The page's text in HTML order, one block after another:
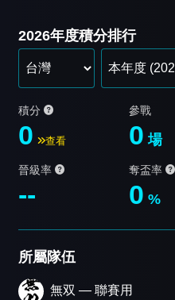
2026年度積分排行
積分
0 查看
參戰
0場
晉級率
--
奪盃率
0 %
所屬隊伍
無双 — 聯賽用